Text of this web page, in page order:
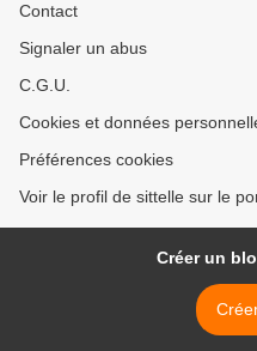
Contact
Signaler un abus
C.G.U.
Cookies et données
Préférences cookies
Voir le profil de sittelle sur le
Créer un